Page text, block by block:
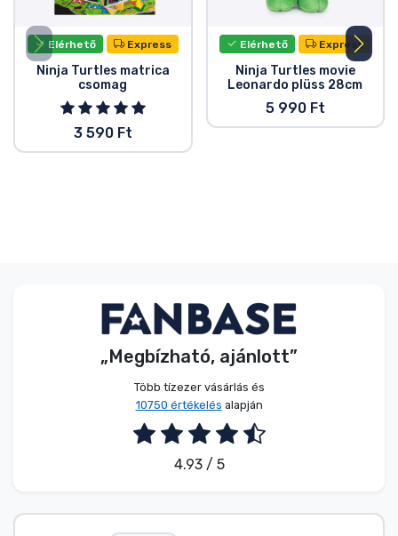
Elérhető Express
Ninja Turtles matrica
csomag
3 590 Ft
Elérhető Express
Ninja Turtles movie
Leonardo plüss 28cm
5 990 Ft
„Megbízható, ajánlott”
Több tízezer vásárlás és
10750 értékelés alapján
4.93 / 5